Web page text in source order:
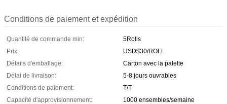
Conditions de paiement et expédition
Quantité de commande min:
5Rolls
Prix:
USD$30/ROLL
Détails d'emballage:
Carton avec la palette
Délai de livraison:
5-8 jours ouvrables
Conditions de paiement:
T/T
Capacité d'approvisionnement:
1000 ensembles/semaine